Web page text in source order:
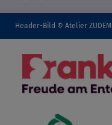
Header-Bild © Atelier ZUDEM